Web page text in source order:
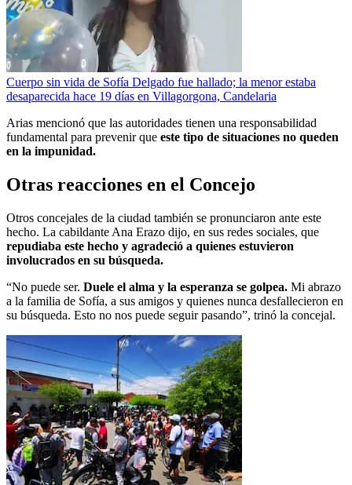
Cuerpo sin vida de Sofía Delgado fue hallado; la menor estaba
desaparecida hace 19 días en Villagorgona, Candelaria
Arias mencionó que las autoridades tienen una responsabilidad
fundamental para prevenir que este tipo de situaciones no queden
en la impunidad.
Otras reacciones en el Concejo
Otros concejales de la ciudad también se pronunciaron ante este
hecho. La cabildante Ana Erazo dijo, en sus redes sociales, que
repudiaba este hecho y agradeció a quienes estuvieron
involucrados en su búsqueda.
“No puede ser. Duele el alma y la esperanza se golpea. Mi abrazo
a la familia de Sofía, a sus amigos y quienes nunca desfallecieron en
su búsqueda. Esto no nos puede seguir pasando”, trinó la concejal.